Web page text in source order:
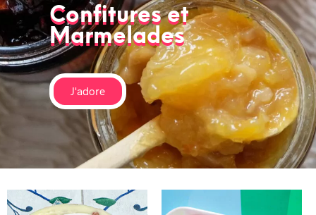
Confitures et
Marmelades
J'adore